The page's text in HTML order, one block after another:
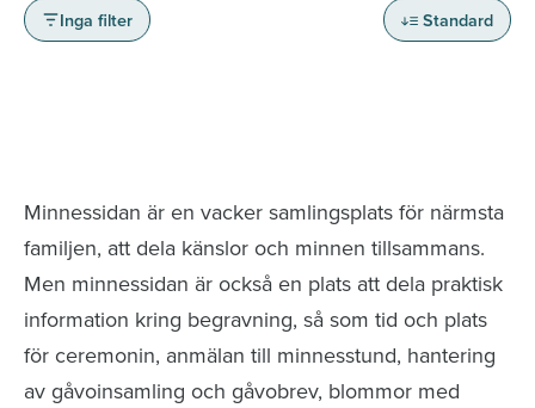
Inga filter Standard
Minnessidan är en vacker samlingsplats för närmsta
familjen, att dela känslor och minnen tillsammans.
Men minnessidan är också en plats att dela praktisk
information kring begravning, så som tid och plats
för ceremonin, anmälan till minnesstund, hantering
av gåvoinsamling och gåvobrev, blommor med